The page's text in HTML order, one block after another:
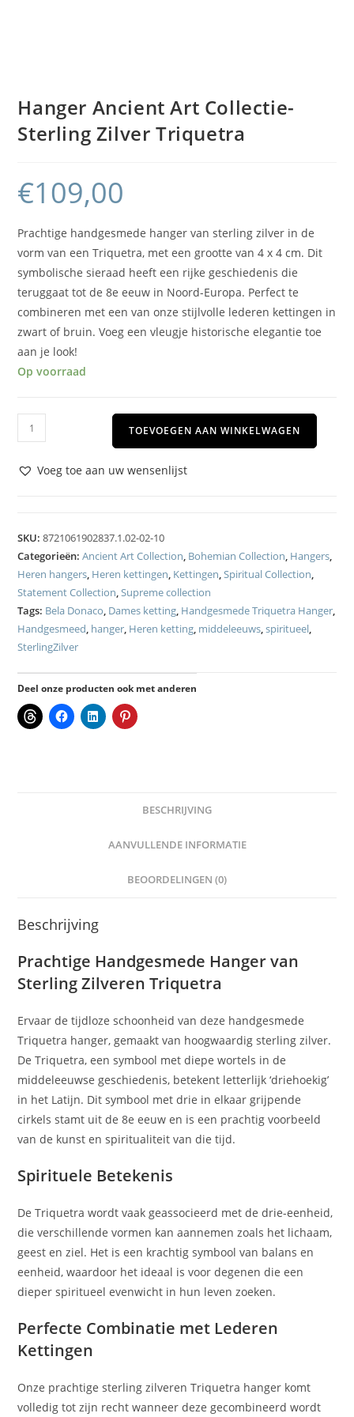
Hanger Ancient Art Collectie-
Sterling Zilver Triquetra
€109,00
Prachtige handgesmede hanger van sterling zilver in de
vorm van een Triquetra, met een grootte van 4 x 4 cm. Dit
symbolische sieraad heeft een rijke geschiedenis die
teruggaat tot de 8e eeuw in Noord-Europa. Perfect te
combineren met een van onze stijlvolle lederen kettingen in
zwart of bruin. Voeg een vleugje historische elegantie toe
aan je look!
Op voorraad
TOEVOEGEN AAN WINKELWAGEN
Voeg toe aan uw wensenlijst
SKU:8721061902837.1.02-02-10
Categorieën:Ancient Art Collection, Bohemian Collection, Hangers,
Heren hangers, Heren kettingen, Kettingen,Spiritual Collection,
Statement Collection,Supreme collection
Tags: Bela Donaco, Dames ketting, Handgesmede Triquetra Hanger,
Handgesmeed, hanger, Heren ketting, middeleeuws,spiritueel,
SterlingZilver
Deel onze producten ook met anderen
BESCHRIJVING
AANVULLENDE INFORMATIE
BEOORDELINGEN (0)
Beschrijving
Prachtige Handgesmede Hanger van
Sterling Zilveren Triquetra
Ervaar de tijdloze schoonheid van deze handgesmede
Triquetra hanger, gemaakt van hoogwaardig sterling zilver.
De Triquetra, een symbool met diepe wortels in de
middeleeuwse geschiedenis, betekent letterlijk ‘driehoekig’
in het Latijn. Dit symbool met drie in elkaar grijpende
cirkels stamt uit de 8e eeuw en is een prachtig voorbeeld
van de kunst en spiritualiteit van die tijd.
Spirituele Betekenis
De Triquetra wordt vaak geassocieerd met de drie-eenheid,
die verschillende vormen kan aannemen zoals het lichaam,
geest en ziel. Het is een krachtig symbool van balans en
eenheid, waardoor het ideaal is voor degenen die een
dieper spiritueel evenwicht in hun leven zoeken.
Perfecte Combinatie met Lederen
Kettingen
Onze prachtige sterling zilveren Triquetra hanger komt
volledig tot zijn recht wanneer deze gecombineerd wordt